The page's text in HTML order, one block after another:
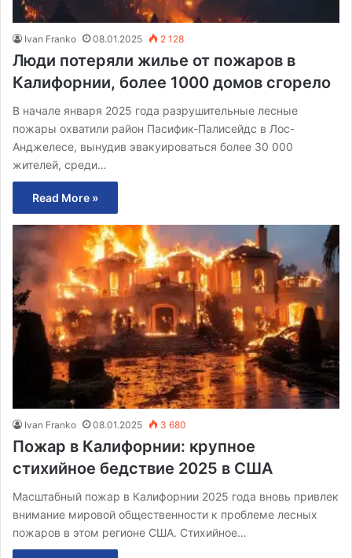
Ivan Franko 08.01.2025 2 128
Люди потеряли жилье от пожаров в
Калифорнии, более 1000 домов сгорело
В начале января 2025 года разрушительные лесные
пожары охватили район Пасифик-Палисейдс в Лос-
Анджелесе, вынудив эвакуироваться более 30 000
жителей, среди…
Read More »
Ivan Franko 08.01.2025 3 680
Пожар в Калифорнии: крупное
стихийное бедствие 2025 в США
Масштабный пожар в Калифорнии 2025 года вновь привлек
внимание мировой общественности к проблеме лесных
пожаров в этом регионе США. Стихийное…